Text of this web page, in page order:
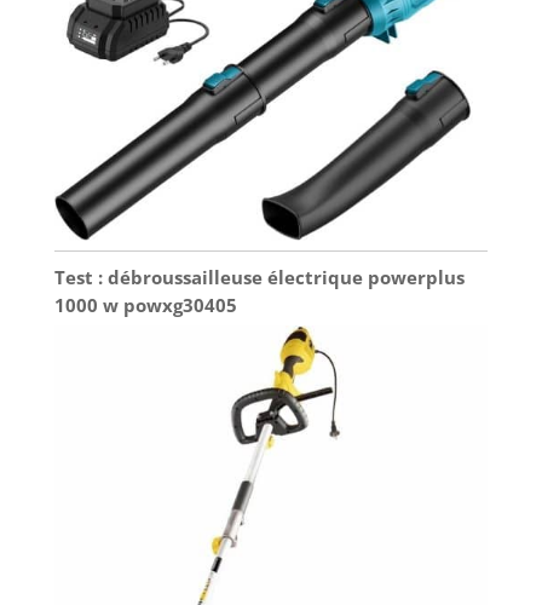
apprécient les scies électriques à batterie.
【Service Client Réactif】 Notre équipe
professionnelle de service client est disponible
24h/24 pour répondre à vos questions. Nous nous
engageons à vous fournir des produits de haute
qualité et un service exceptionnel.
Test : débroussailleuse électrique powerplus
1000 w powxg30405